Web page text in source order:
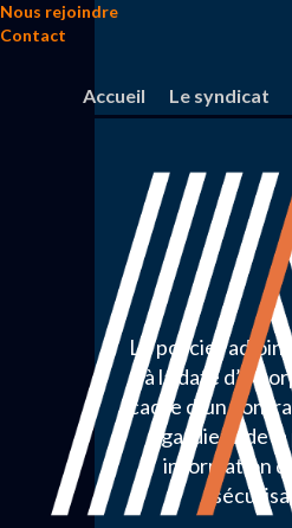
Nous rejoindre
Contact
Accueil Le syndicat
Le policier
à la date
cadre d’un
gardiens de la
information